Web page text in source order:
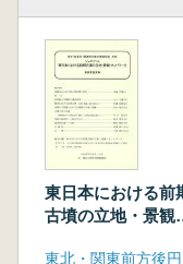
東日本における前
古墳の立地・景観